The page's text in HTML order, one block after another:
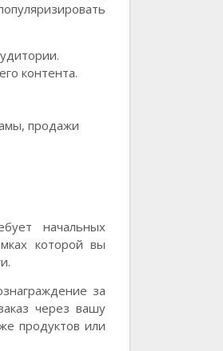
контента.
продажи
начальных
которой вы
за
через вашу
продуктов или